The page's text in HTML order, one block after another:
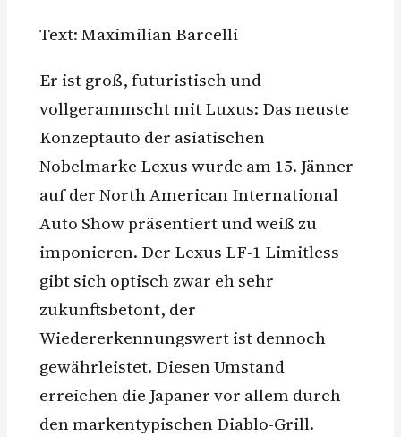
Text: Maximilian Barcelli
Er ist groß, futuristisch und
vollgerammscht mit Luxus: Das neuste
Konzeptauto der asiatischen
Nobelmarke Lexus wurde am 15. Jänner
auf der North American International
Auto Show präsentiert und weiß zu
imponieren. Der Lexus LF-1 Limitless
gibt sich optisch zwar eh sehr
zukunftsbetont, der
Wiedererkennungswert ist dennoch
gewährleistet. Diesen Umstand
erreichen die Japaner vor allem durch
den markentypischen Diablo-Grill.